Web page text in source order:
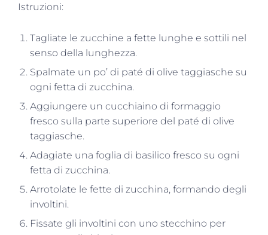
Istruzioni:
Tagliate le zucchine a fette lunghe e sottili nel
senso della lunghezza.
Spalmate un po’ di paté di olive taggiasche su
ogni fetta di zucchina.
Aggiungere un cucchiaino di formaggio
fresco sulla parte superiore del paté di olive
taggiasche.
Adagiate una foglia di basilico fresco su ogni
fetta di zucchina.
Arrotolate le fette di zucchina, formando degli
involtini.
Fissate gli involtini con uno stecchino per